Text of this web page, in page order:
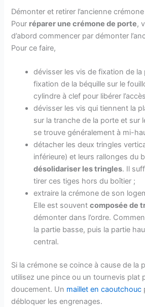
Démonter et retirer l’ancienne crémone
Pour réparer une crémone de porte,
d’abord commencer par démonter
Pour ce faire,
dévisser les vis de fixation de la
fixation de la béquille sur le
cylindre à clef pour libérer
dévisser les vis qui tiennent la
sur la tranche de la porte et sur
se trouve généralement à mi-
détacher les deux tringles
inférieure) et leurs rallonges du
désolidariser les tringles. Il
tirer ces tiges hors du boîtier ;
extraire la crémone de son
Elle est souventcomposée de
démonter dans l’ordre.
la partie basse, puis la partie
central.
Si la crémone se coince à cause de la
utilisez une pince ou un tournevis plat
doucement. Un maillet en caoutchouc
débloquer les engrenages.